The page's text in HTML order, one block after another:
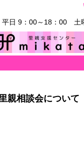
日 9：00～18：00 土
親相談会について